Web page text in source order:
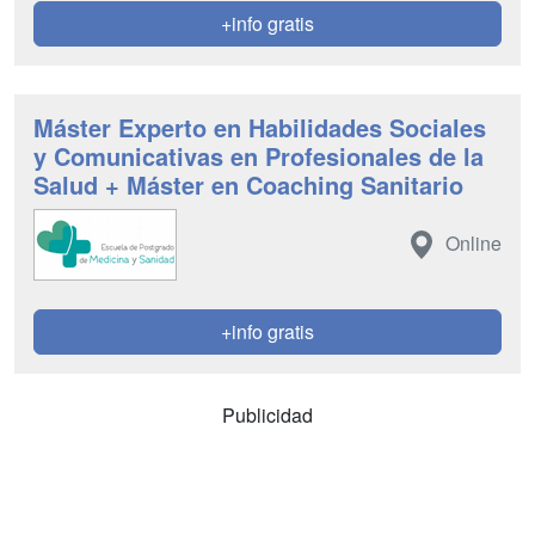
+info gratis
Máster Experto en Habilidades Sociales
y Comunicativas en Profesionales de la
Salud + Máster en Coaching Sanitario
Online
+info gratis
Publicidad